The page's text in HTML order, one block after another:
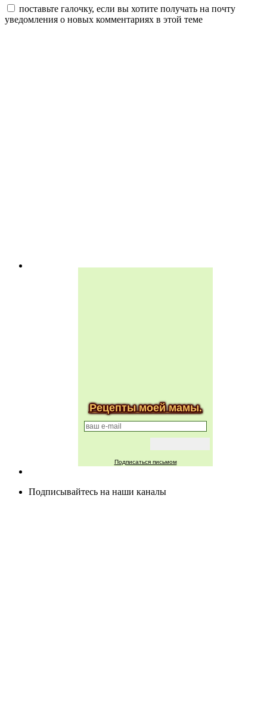
поставьте галочку, если вы хотите получать на почту
уведомления о новых комментариях в этой теме
Рецепты моей мамы.
Подписаться письмом
Подписывайтесь на наши каналы